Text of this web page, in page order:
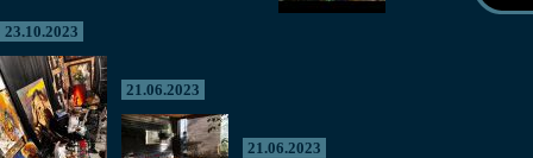
23.10.2023
21.06.2023
21.06.2023